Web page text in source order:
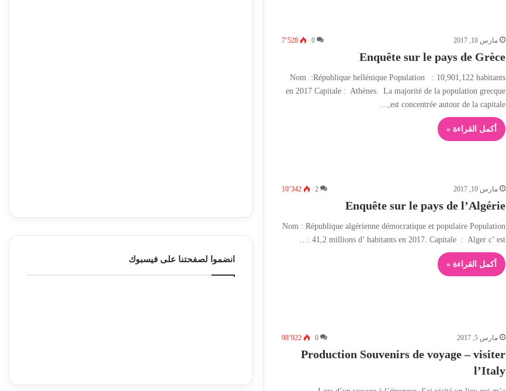
مارس 10, 2017 0 7٬528
Enquête sur le pays de Grèce
Nom :République hellénique Population : 10,901,122 habitants
en 2017 Capitale : Athènes. La majorité de la population grecque
est concentrée autour de la capitale,…
أكمل القراءة »
مارس 10, 2017 2 10٬342
Enquête sur le pays de l’Algérie
Nom : République algérienne démocratique et populaire Population
: 41,2 millions d’ habitants en 2017. Capitale : Alger c’ est…
أكمل القراءة »
مارس 5, 2017 0 98٬922
Production Souvenirs de voyage – visiter
l’Italy
انضموا لصفحتنا على فيسبوك